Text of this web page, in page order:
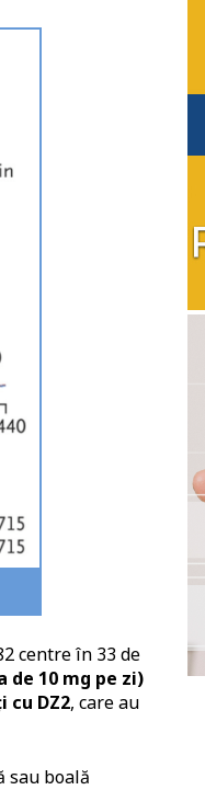
centre în 33 de
de 10 mg pe zi)
cu DZ2, care au
sau boală